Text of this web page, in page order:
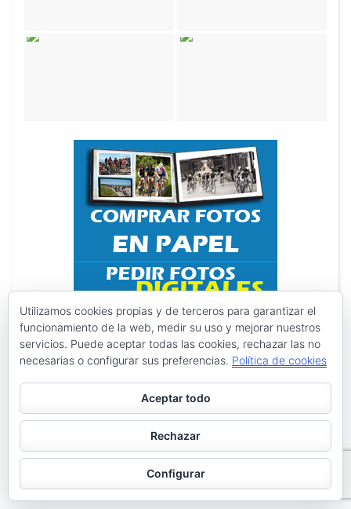
Search
Search
Utilizamos cookies propias y de terceros para garantizar el
funcionamiento de la web, medir su uso y mejorar nuestros
servicios. Puede aceptar todas las cookies, rechazar las no
necesarias o configurar sus preferencias. Política de cookies
Aceptar todo
Rechazar
Configurar